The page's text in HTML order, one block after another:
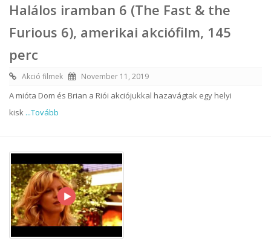
Halálos iramban 6 (The Fast & the
Furious 6), amerikai akciófilm, 145
perc
Akció filmek November 11, 2019
A mióta Dom és Brian a Riói akciójukkal hazavágtak egy helyi
kisk ...Tovább